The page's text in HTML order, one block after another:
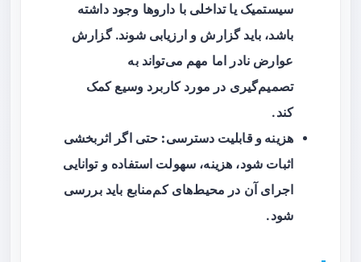
سیستمیک یا تداخلی با داروها وجود داشته
باشد، باید گزارش و ارزیابی شوند. گزارش
عوارض نادر اما مهم می‌تواند به
تصمیم‌گیری در مورد کاربرد وسیع کمک
کند.
هزینه و قابلیت دسترسی: حتی اگر اثربخشی
اثبات شود، هزینه، سهولت استفاده و توانایی
اجرای آن در محیط‌های کم‌منابع باید بررسی
شود.